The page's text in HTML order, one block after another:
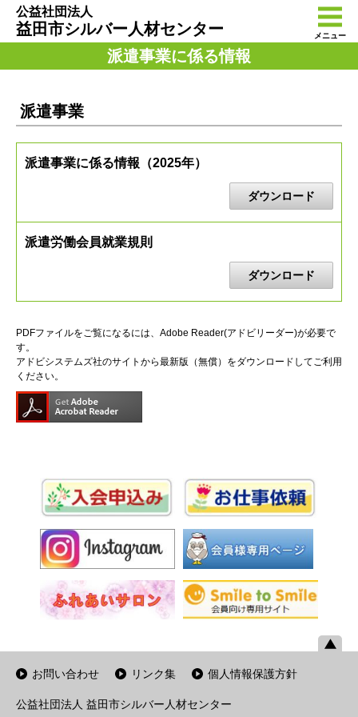
公益社団法人
益田市シルバー人材センター メニュー
派遣事業に係る情報
派遣事業
派遣事業に係る情報（2025年）
ダウンロード
派遣労働会員就業規則
ダウンロード
PDFファイルをご覧になるには、Adobe Reader(アドビリーダー)が必要で
す。
アドビシステムズ社のサイトから最新版（無償）をダウンロードしてご利用
ください。
お問い合わせ リンク集 個人情報保護方針
公益社団法人 益田市シルバー人材センター